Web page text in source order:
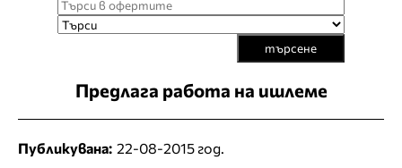
търсене
Предлага работа на ишлеме
Публикувана: 22-08-2015 год.